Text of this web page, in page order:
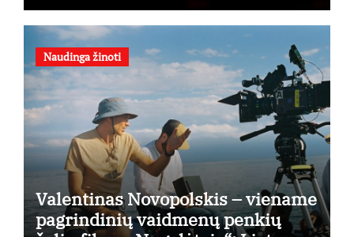
Naudinga žinoti
Valentinas Novopolskis – viename
pagrindinių vaidmenų penkių